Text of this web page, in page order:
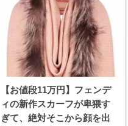
【お値段11万円】フェンデ
ィの新作スカーフが卑猥す
ぎて、絶対そこから顔を出